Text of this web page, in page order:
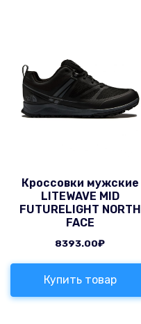
Кроссовки мужские
LITEWAVE MID
FUTURELIGHT NORTH
FACE
8393.00₽
Купить товар